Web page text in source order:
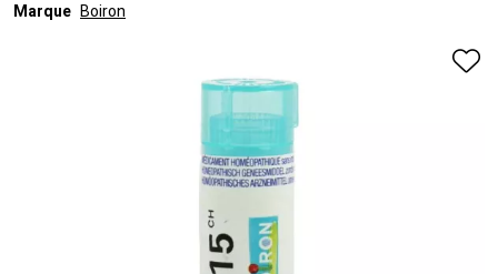
Marque Boiron